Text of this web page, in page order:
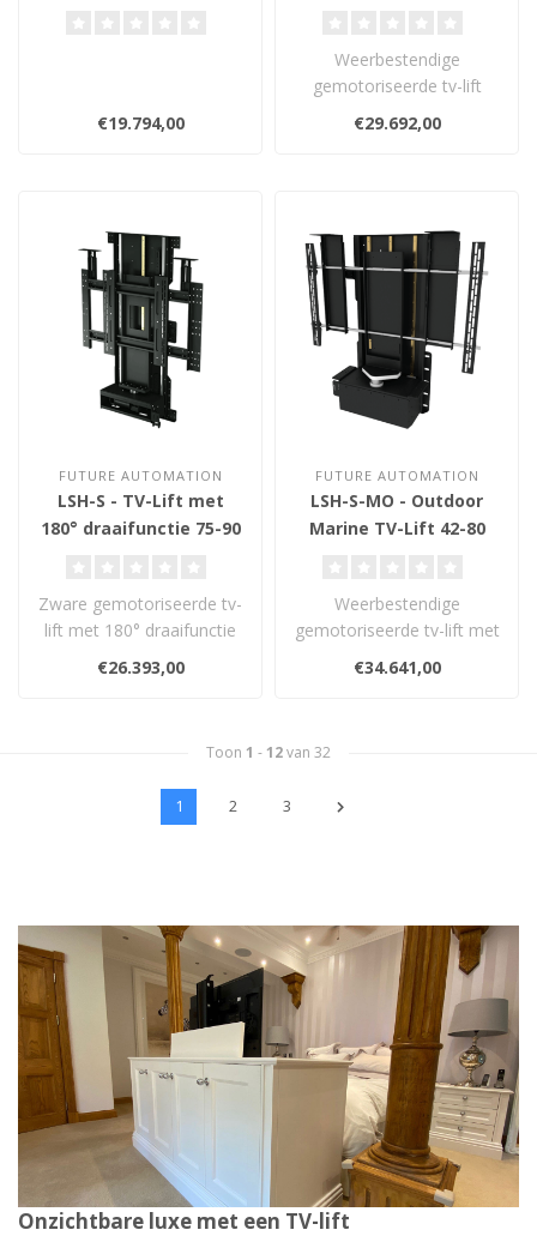
€19.794,00
Weerbestendige
gemotoriseerde tv-lift
voor zware outdoor
schermen. De LSH-MO
€29.692,00
FUTURE AUTOMATION
LSH-S - TV-Lift met
180° draaifunctie 75-90
Zware gemotoriseerde tv-
lift met 180° draaifunctie
€26.393,00
FUTURE AUTOMATION
LSH-S-MO - Outdoor
Marine TV-Lift 42-80
Weerbestendige
gemotoriseerde tv-lift met
schermen van 4..
€34.641,00
Toon 1 - 12van 32
1 2 3
Onzichtbare luxe met een TV-lift